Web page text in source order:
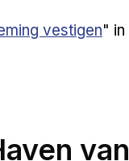
vestigen" in
van